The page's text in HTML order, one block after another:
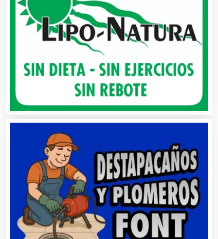
Agua Purificada
Aire Acondicionado
Albercas
Alimentos
Almacenaje
Alquiler de Autos